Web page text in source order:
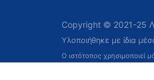
Copyright © 2021-25
Υλοποιήθηκε με ίδια
Ο ιστότοπος χρησιμοποιεί